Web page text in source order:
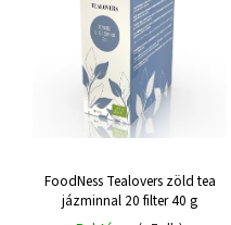
FoodNess Tealovers zöld tea
jázminnal 20 filter 40 g